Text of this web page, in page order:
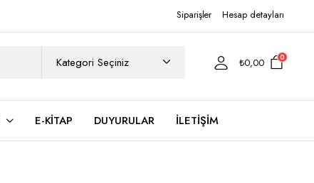
Siparişler Hesap detayları
₺0,00 0
E-KITAP DUYURULAR İLETIŞIM